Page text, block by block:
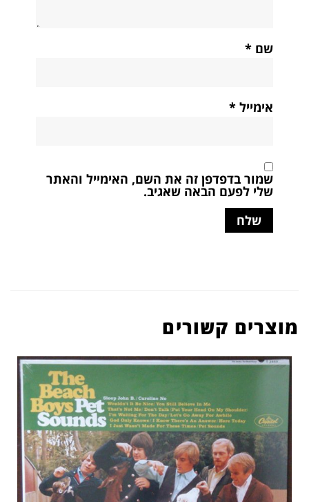
שם *
אימייל *
שמור בדפדפן זה את השם, האימייל והאתר
שלי לפעם הבאה שאגיב.
מוצרים קשורים